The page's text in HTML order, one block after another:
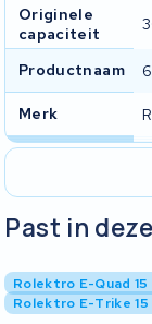
Originele
capaciteit
Productnaam
Merk
Past in
Rolektro E-Quad 15
Rolektro E-Trike 15